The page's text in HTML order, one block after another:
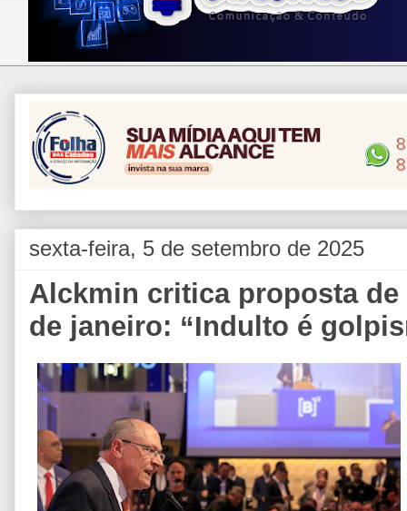
sexta-feira, 5 de setembro de 2025
Alckmin critica proposta
de janeiro: “Indulto é